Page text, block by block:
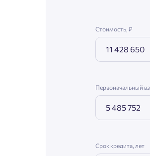
Стоимость, ₽
Первоначальный
Срок кредита, лет